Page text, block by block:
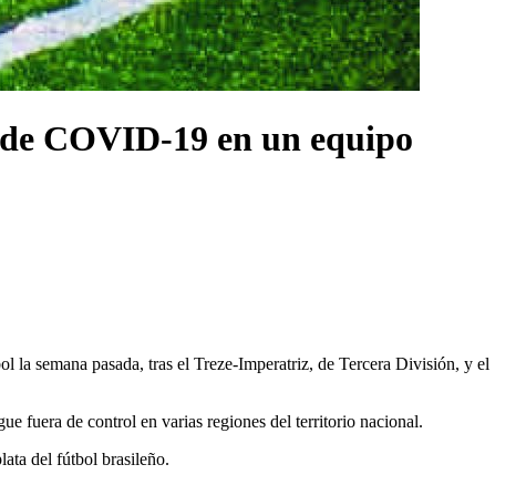
COVID-19 en un equipo
la semana pasada, tras el Treze-Imperatriz, de Tercera División, y el
fuera de control en varias regiones del territorio nacional.
del fútbol brasileño.